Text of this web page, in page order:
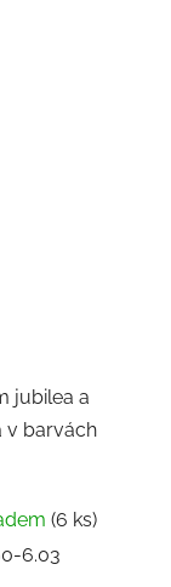
jubilea a
v barvách
(6 ks)
6.03